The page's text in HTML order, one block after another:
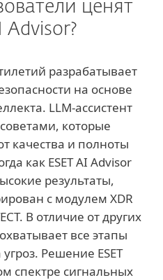
ценят
Advisor?
разрабатывает
на основе
LLM-ассистент
которые
качества и полноты
как ESET AI Advisor
результаты,
с модулем XDR
В отличие от других
все этапы
Решение ESET
спектре сигнальных